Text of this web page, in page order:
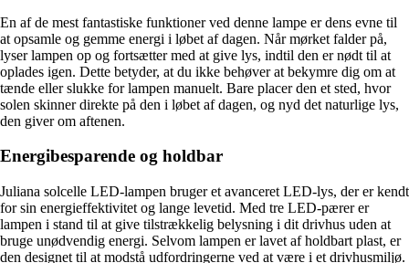
En af de mest fantastiske funktioner ved denne lampe er dens evne til
at opsamle og gemme energi i løbet af dagen. Når mørket falder på,
lyser lampen op og fortsætter med at give lys, indtil den er nødt til at
oplades igen. Dette betyder, at du ikke behøver at bekymre dig om at
tænde eller slukke for lampen manuelt. Bare placer den et sted, hvor
solen skinner direkte på den i løbet af dagen, og nyd det naturlige lys,
den giver om aftenen.
Energibesparende og holdbar
Juliana solcelle LED-lampen bruger et avanceret LED-lys, der er kendt
for sin energieffektivitet og lange levetid. Med tre LED-pærer er
lampen i stand til at give tilstrækkelig belysning i dit drivhus uden at
bruge unødvendig energi. Selvom lampen er lavet af holdbart plast, er
den designet til at modstå udfordringerne ved at være i et drivhusmiljø.